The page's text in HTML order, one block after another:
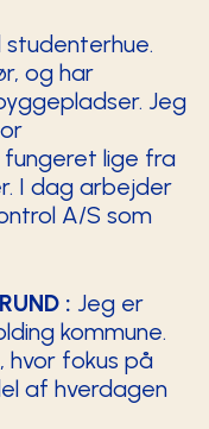
og har
Jeg
fungeret lige fra
I dag arbejder
A/S som
: Jeg er
kommune.
hvor fokus på
af hverdagen